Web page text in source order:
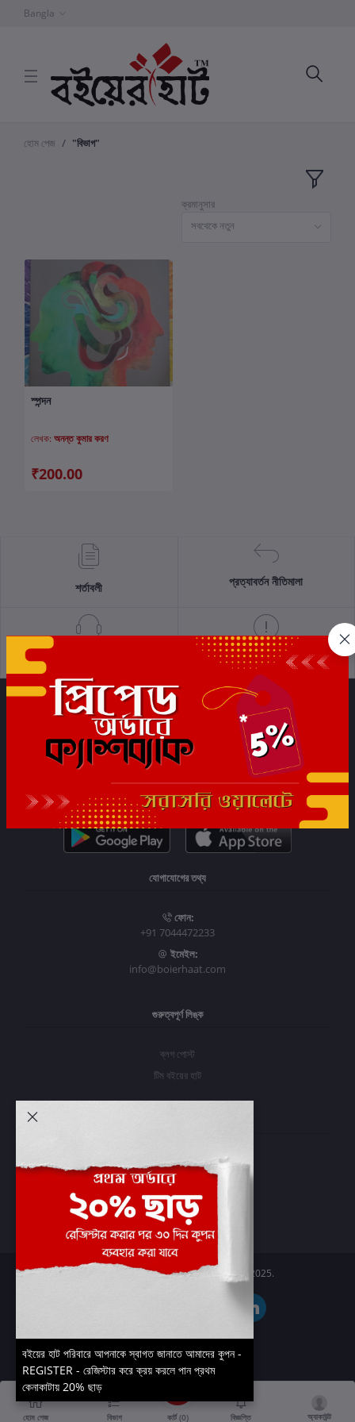
Bangla
হোম পেজ "বিভাগ"
ক্রমানুসার
সবথেকে নতুন
স্পন্দন
লেখক: অনন্ত কুমার করণ
₹200.00
শর্তাবলী প্রত্যাবর্তন নীতিমালা
গোপনীয়তা নীতি
সাবস্ক্রাইব
যোগাযোগের তথ্য
ফোন:
+91 7044472233
ইমেইল:
info@boierhaat.com
গুরুত্বপূর্ণ লিঙ্ক
ব্লগ পোস্ট
টিম বইয়ের হাট
প্রবেশ করুন
অর্ডার ইতিহাস
আমার ইচ্ছাগুলি
অর্ডার ট্র্যাকিং
Boier Haat™ | © All rights reserved 2025.
হোম পেজ বিভাগ কার্ট (0) বিজ্ঞপ্তি অ্যাকাউন্ট
বইয়ের হাট পরিবারে আপনাকে স্বাগত জানাতে আমাদের কুপন -
REGISTER - রেজিস্টার করে ক্রয় করলে পান প্রথম
কেনাকাটায় 20% ছাড়